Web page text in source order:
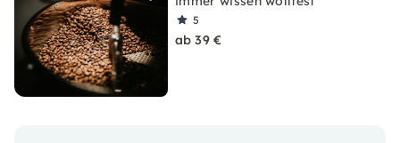
5
ab 39 €